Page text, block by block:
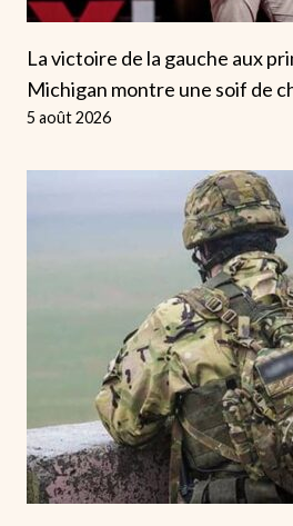
La victoire de la gauche aux
Michigan montre une soif de
5 août 2026